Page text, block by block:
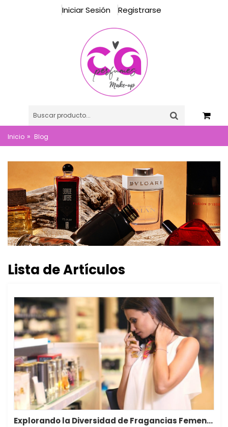
Iniciar Sesión Registrarse
Inicio » Blog
Lista de Artículos
Explorando la Diversidad de Fragancias Femeninas: Aromas que Encantan y Empoderan